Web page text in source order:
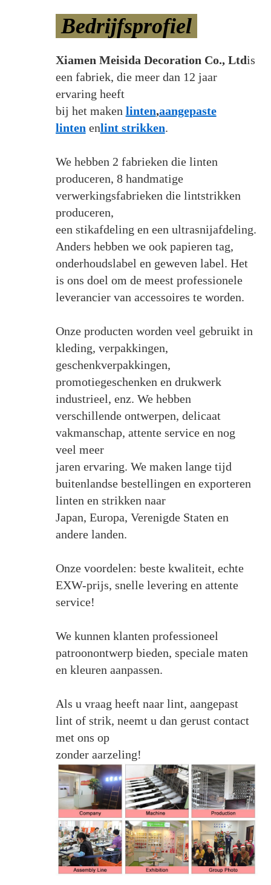
Bedrijfsprofiel
Xiamen Meisida Decoration Co., Ltdis
een fabriek, die meer dan 12 jaar
ervaring heeft
bij het maken linten,aangepaste
linten enlint strikken.
We hebben 2 fabrieken die linten
produceren, 8 handmatige
verwerkingsfabrieken die lintstrikken
produceren,
een stikafdeling en een ultrasnijafdeling.
Anders hebben we ook papieren tag,
onderhoudslabel en geweven label. Het
is ons doel om de meest professionele
leverancier van accessoires te worden.
Onze producten worden veel gebruikt in
kleding, verpakkingen,
geschenkverpakkingen,
promotiegeschenken en drukwerk
industrieel, enz. We hebben
verschillende ontwerpen, delicaat
vakmanschap, attente service en nog
veel meer
jaren ervaring. We maken lange tijd
buitenlandse bestellingen en exporteren
linten en strikken naar
Japan, Europa, Verenigde Staten en
andere landen.
Onze voordelen: beste kwaliteit, echte
EXW-prijs, snelle levering en attente
service!
We kunnen klanten professioneel
patroonontwerp bieden, speciale maten
en kleuren aanpassen.
Als u vraag heeft naar lint, aangepast
lint of strik, neemt u dan gerust contact
met ons op
zonder aarzeling!